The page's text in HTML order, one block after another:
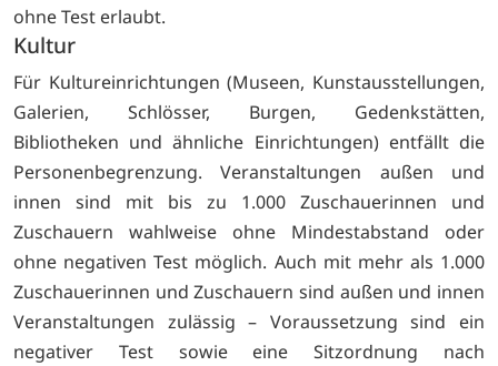
ohne Test erlaubt.
Kultur
Für Kultureinrichtungen (Museen, Kunstausstellungen,
Galerien, Schlösser, Burgen, Gedenkstätten,
Bibliotheken und ähnliche Einrichtungen) entfällt die
Personenbegrenzung. Veranstaltungen außen und
innen sind mit bis zu 1.000 Zuschauerinnen und
Zuschauern wahlweise ohne Mindestabstand oder
ohne negativen Test möglich. Auch mit mehr als 1.000
Zuschauerinnen und Zuschauern sind außen und innen
Veranstaltungen zulässig – Voraussetzung sind ein
negativer Test sowie eine Sitzordnung nach